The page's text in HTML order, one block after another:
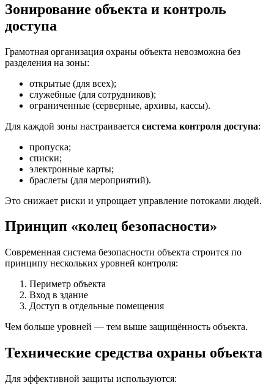
Зонирование объекта и контроль
доступа
Грамотная организация охраны объекта невозможна без
разделения на зоны:
открытые (для всех);
служебные (для сотрудников);
ограниченные (серверные, архивы, кассы).
Для каждой зоны настраивается система контроля доступа:
пропуска;
списки;
электронные карты;
браслеты (для мероприятий).
Это снижает риски и упрощает управление потоками людей.
Принцип «колец безопасности»
Современная система безопасности объекта строится по
принципу нескольких уровней контроля:
Периметр объекта
Вход в здание
Доступ в отдельные помещения
Чем больше уровней — тем выше защищённость объекта.
Технические средства охраны объекта
Для эффективной защиты используются: